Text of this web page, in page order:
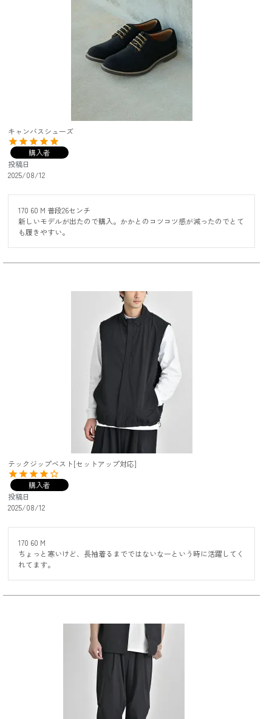
キャンバスシューズ
購入者
投稿日
2025/08/12
170 60 M 普段26センチ
新しいモデルが出たので購入。かかとのコツコツ感が減ったのでとて
も履きやすい。
テックジップベスト[セットアップ対応]
購入者
投稿日
2025/08/12
170 60 M
ちょっと寒いけど、長袖着るまでではないなーという時に活躍してく
れてます。